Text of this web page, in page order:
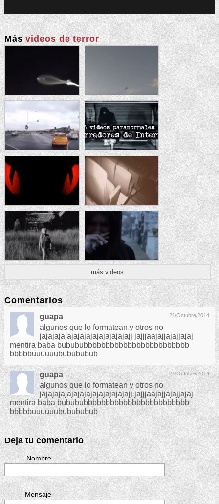
Másvideos de terror
más videos
Comentarios
21/Octubre/2014
guapa
algunos que lo formatean y otros no
jajajajajajajajajajajajajajajj jajjjaajajjajajjajaj
mentira baba bubububbbbbbbbbbbbbbbbbbbbbbbb
bbbbbuuuuuububububub
21/Octubre/2014
guapa
algunos que lo formatean y otros no
jajajajajajajajajajajajajajajj jajjjaajajjajajjajaj
mentira baba bubububbbbbbbbbbbbbbbbbbbbbbbb
bbbbbuuuuuububububub
Deja tu comentario
Nombre
Mensaje